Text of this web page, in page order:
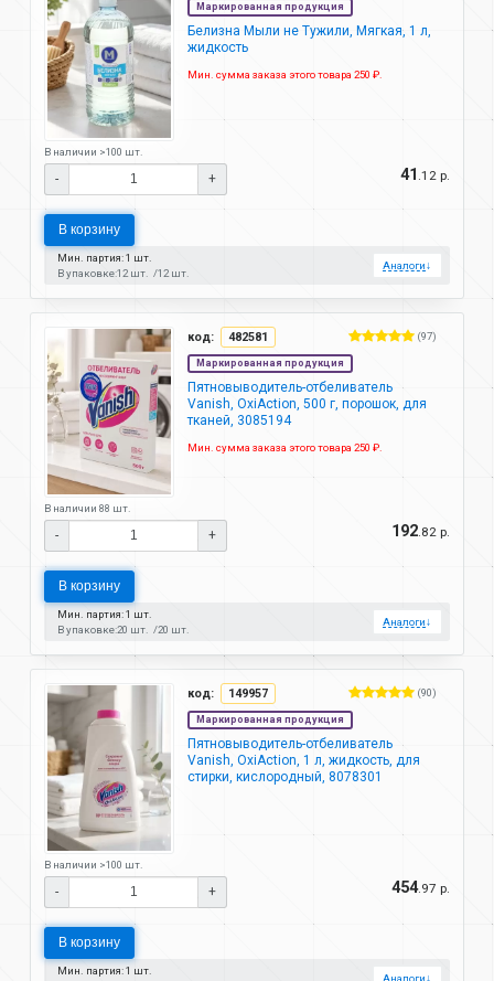
Маркированная продукция
Белизна Мыли не Тужили, Мягкая, 1 л,
жидкость
Мин. сумма заказа этого товара 250 ₽.
В наличии >100 шт.
- + 41 .12 р.
В корзину
Мин. партия: 1 шт.
В упаковке:12 шт. 12 шт.
Аналоги↓
код: 482581 (97)
Маркированная продукция
Пятновыводитель-отбеливатель
Vanish, OxiAction, 500 г, порошок, для
тканей, 3085194
Мин. сумма заказа этого товара 250 ₽.
В наличии 88 шт.
- + 192 .82 р.
В корзину
Мин. партия: 1 шт.
В упаковке:20 шт. 20 шт.
Аналоги↓
код: 149957 (90)
Маркированная продукция
Пятновыводитель-отбеливатель
Vanish, OxiAction, 1 л, жидкость, для
стирки, кислородный, 8078301
В наличии >100 шт.
- + 454.97 р.
В корзину
Мин. партия: 1 шт.
Аналоги↓